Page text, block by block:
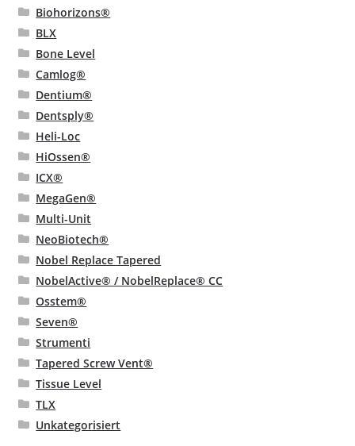
Biohorizons®
BLX
Bone Level
Camlog®
Dentium®
Dentsply®
Heli-Loc
HiOssen®
ICX®
MegaGen®
Multi-Unit
NeoBiotech®
Nobel Replace Tapered
NobelActive® / NobelReplace® CC
Osstem®
Seven®
Strumenti
Tapered Screw Vent®
Tissue Level
TLX
Unkategorisiert